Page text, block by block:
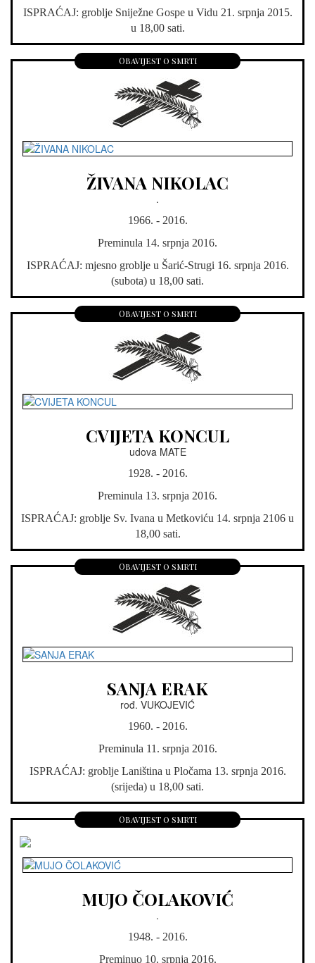
ISPRAĆAJ: groblje Sniježne Gospe u Vidu 21. srpnja 2015.
u 18,00 sati.
Obavijest o smrti
ŽIVANA NIKOLAC
.
1966. - 2016.
Preminula 14. srpnja 2016.
ISPRAĆAJ: mjesno groblje u Šarić-Strugi 16. srpnja 2016.
(subota) u 18,00 sati.
Obavijest o smrti
CVIJETA KONCUL
udova MATE
1928. - 2016.
Preminula 13. srpnja 2016.
ISPRAĆAJ: groblje Sv. Ivana u Metkoviću 14. srpnja 2106 u
18,00 sati.
Obavijest o smrti
SANJA ERAK
rođ. VUKOJEVIĆ
1960. - 2016.
Preminula 11. srpnja 2016.
ISPRAĆAJ: groblje Laniština u Pločama 13. srpnja 2016.
(srijeda) u 18,00 sati.
Obavijest o smrti
MUJO ČOLAKOVIĆ
.
1948. - 2016.
Preminuo 10. srpnja 2016.